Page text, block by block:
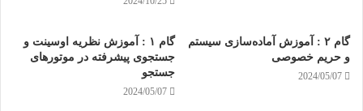
گام ۲ : آموزش آماده‌سازی سیستم
و حریم خصوصی
2024/05/07
گام ۱ : آموزش نظریه اوسینت و
جستجوی پیشرفته در موتورهای
جستجو
2024/05/07